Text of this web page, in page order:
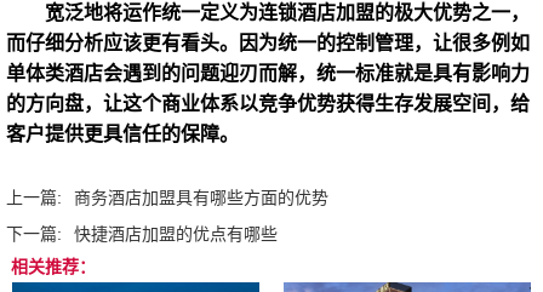
宽泛地将运作统一定义为连锁酒店加盟的极大优势之一，
而仔细分析应该更有看头。因为统一的控制管理，让很多例如
单体类酒店会遇到的问题迎刃而解，统一标准就是具有影响力
的方向盘，让这个商业体系以竞争优势获得生存发展空间，给
客户提供更具信任的保障。
上一篇:
商务酒店加盟具有哪些方面的优势
下一篇:
快捷酒店加盟的优点有哪些
相关推荐：